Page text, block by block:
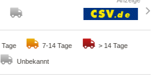
Tage 7-14 Tage > 14 Tage
Unbekannt